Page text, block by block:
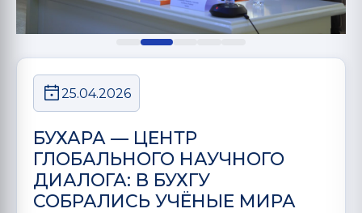
25.04.2026
БУХАРА — ЦЕНТР
ГЛОБАЛЬНОГО НАУЧНОГО
ДИАЛОГА: В БУХГУ
СОБРАЛИСЬ УЧЁНЫЕ МИРА